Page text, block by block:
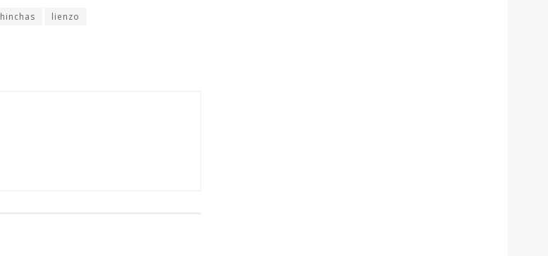
hinchas lienzo